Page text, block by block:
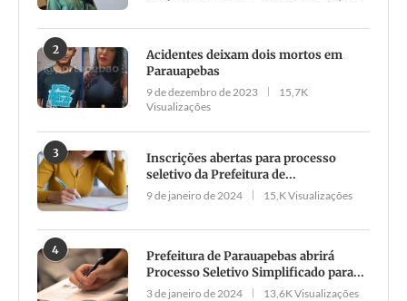
2
Acidentes deixam dois mortos em
Parauapebas
9 de dezembro de 2023
15,7K
Visualizações
3
Inscrições abertas para processo
seletivo da Prefeitura de...
9 de janeiro de 2024 15,K Visualizações
4
Prefeitura de Parauapebas abrirá
Processo Seletivo Simplificado para...
3 de janeiro de 2024 13,6K Visualizações